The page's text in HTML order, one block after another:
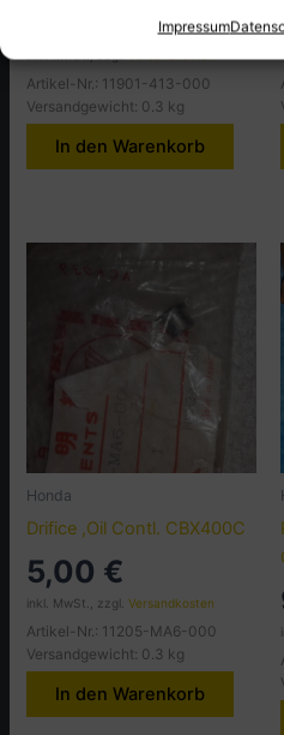
Impressum
Artikel-Nr.: 11901-413-000
Versandgewicht: 0.3 kg
In den Warenkorb
Honda
Drifice ,Oil Contl. CBX400C
5,00 €
inkl. MwSt., zzgl.Versandkosten
Artikel-Nr.: 11205-MA6-000
Versandgewicht: 0.3 kg
In den Warenkorb